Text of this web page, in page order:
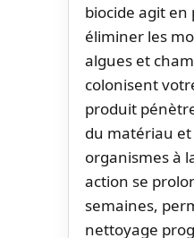
biocide agit
éliminer les
algues et
colonisent
produit
du matériau
organismes à
action se
semaines,
nettoyage